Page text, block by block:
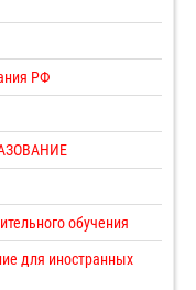
РФ
обучения
для иностранных